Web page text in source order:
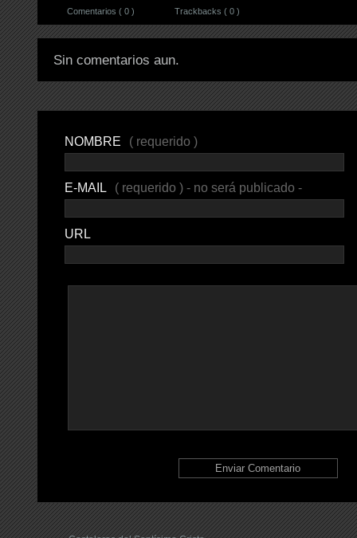
Comentarios ( 0 ) Trackbacks ( 0 )
Sin comentarios aun.
NOMBRE ( requerido )
E-MAIL ( requerido ) - no será publicado -
URL